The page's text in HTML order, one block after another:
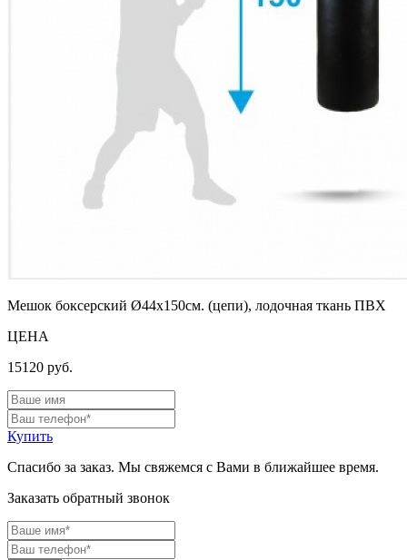
Мешок боксерский Ø44х150см. (цепи), лодочная ткань ПВХ
ЦЕНА
15120 руб.
Купить
Спасибо за заказ. Мы свяжемся с Вами в ближайшее время.
Заказать обратный звонок